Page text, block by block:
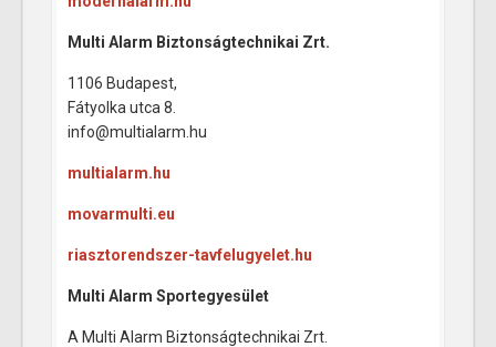
Multi Alarm Biztonságtechnikai Zrt.
1106 Budapest,
Fátyolka utca 8.
info@multialarm.hu
multialarm.hu
movarmulti.eu
riasztorendszer-tavfelugyelet.hu
Multi Alarm Sportegyesület
A Multi Alarm Biztonságtechnikai Zrt.